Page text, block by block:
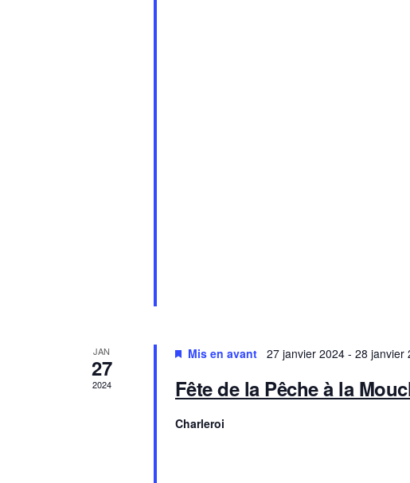
m
JAN
27
2024
Mis en avant 27 janvier 2024- 28 janvier
Fête de la Pêche à la
Charleroi